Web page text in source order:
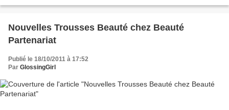
Nouvelles Trousses Beauté chez Beauté
Partenariat
Publié le 18/10/2011 à 17:52
Par GlossingGirl